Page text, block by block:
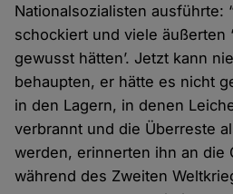
Nationalsozialisten ausführte:
schockiert und viele äußerten
gewusst hätten’. Jetzt kann
behaupten, er hätte es nicht
in den Lagern, in denen
verbrannt und die Überreste
werden, erinnerten ihn an die
während des Zweiten